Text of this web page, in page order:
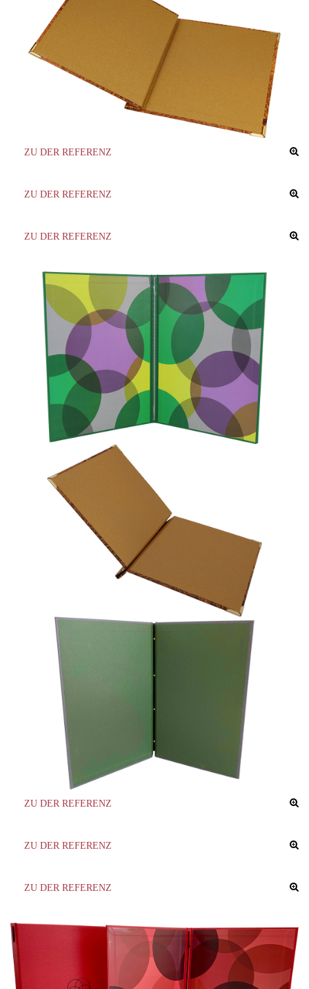
ZU DER REFERENZ
ZU DER REFERENZ
ZU DER REFERENZ
ZU DER REFERENZ
ZU DER REFERENZ
ZU DER REFERENZ